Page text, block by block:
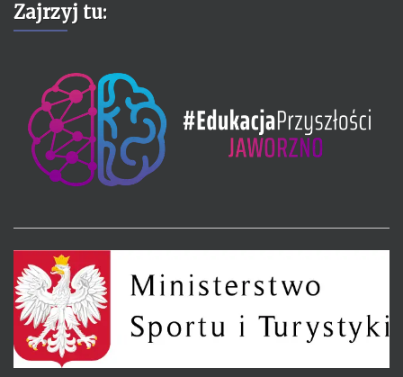
Zajrzyj tu: